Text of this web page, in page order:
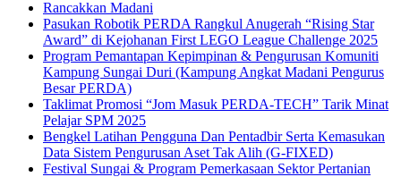
Rancakkan Madani
Pasukan Robotik PERDA Rangkul Anugerah “Rising Star
Award” di Kejohanan First LEGO League Challenge 2025
Program Pemantapan Kepimpinan & Pengurusan Komuniti
Kampung Sungai Duri (Kampung Angkat Madani Pengurus
Besar PERDA)
Taklimat Promosi “Jom Masuk PERDA-TECH” Tarik Minat
Pelajar SPM 2025
Bengkel Latihan Pengguna Dan Pentadbir Serta Kemasukan
Data Sistem Pengurusan Aset Tak Alih (G-FIXED)
Festival Sungai & Program Pemerkasaan Sektor Pertanian